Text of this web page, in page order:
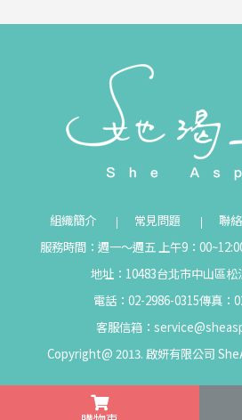
組織簡介 常見問題 聯
服務時間：週一～週五 上午9：
地址：10483台北市中山區松
電話：02-2986-0315傳真：
客服信箱：
Copyright@ 2013. 啟妍有限公司